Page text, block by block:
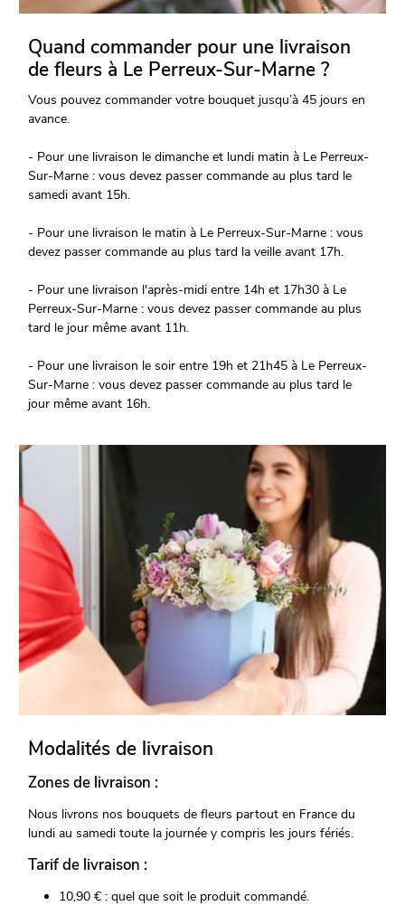
Quand commander pour une livraison
de fleurs à Le Perreux-Sur-Marne ?
Vous pouvez commander votre bouquet jusqu’à 45 jours en
avance.
- Pour une livraison le dimanche et lundi matin à Le Perreux-
Sur-Marne : vous devez passer commande au plus tard le
samedi avant 15h.
- Pour une livraison le matin à Le Perreux-Sur-Marne : vous
devez passer commande au plus tard la veille avant 17h.
- Pour une livraison l'après-midi entre 14h et 17h30 à Le
Perreux-Sur-Marne : vous devez passer commande au plus
tard le jour même avant 11h.
- Pour une livraison le soir entre 19h et 21h45 à Le Perreux-
Sur-Marne : vous devez passer commande au plus tard le
jour même avant 16h.
Modalités de livraison
Zones de livraison :
Nous livrons nos bouquets de fleurs partout en France du
lundi au samedi toute la journée y compris les jours fériés.
Tarif de livraison :
10,90 € : quel que soit le produit commandé.